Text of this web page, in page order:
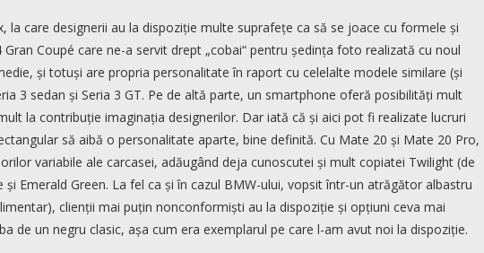
la care designerii au la dispoziție multe suprafețe ca să se joace cu formele și
Coupé care ne-a servit drept „cobai“ pentru ședința foto realizată cu noul
și totuși are propria personalitate în raport cu celelalte modele similare (și
3 sedan și Seria 3 GT. Pe de altă parte, un smartphone oferă posibilități mult
la contribuție imaginația designerilor. Dar iată că și aici pot fi realizate lucruri
să aibă o personalitate aparte, bine definită. Cu Mate 20 și Mate 20 Pro,
variabile ale carcasei, adăugând deja cunoscutei și mult copiatei Twilight (de
Emerald Green. La fel ca și în cazul BMW-ului, vopsit într-un atrăgător albastru
clienții mai puțin nonconformiști au la dispoziție și opțiuni ceva mai
de un negru clasic, așa cum era exemplarul pe care l-am avut noi la dispoziție.